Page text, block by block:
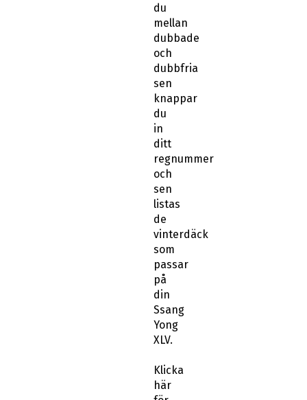
du
mellan
dubbade
och
dubbfria
sen
knappar
du
in
ditt
regnummer
och
sen
listas
de
vinterdäck
som
passar
på
din
Ssang
Yong
XLV.
Klicka
här